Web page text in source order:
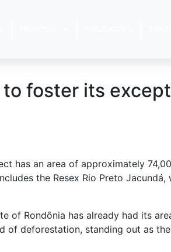
foster its
has an area of approximately
the Resex Rio Preto Jacundá,
of Rondônia has already had its
deforestation, standing out as